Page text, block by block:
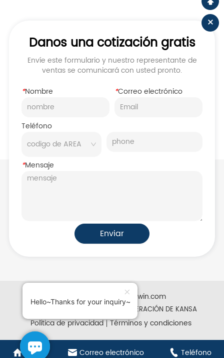
Danos una cotización gratis
Envíe este formulario y nuestro representante de
ventas se comunicará con usted pronto.
*Nombre *Correo electrónico
Teléfono
*Mensaje
Enviar
Casa Correo electrónico Teléfono
Desarrollado por iglobalwin.com
Derechos de autor © 2025 REFRIGERACIÓN DE KANSA
Política de privacidad Términos y condiciones
Hello~Thanks for your inquiry~